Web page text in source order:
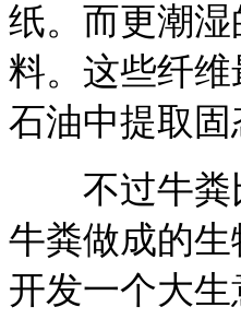
纸。而更潮
料。这些纤
石油中提取固
不过牛粪比
牛粪做成的生
开发一个大